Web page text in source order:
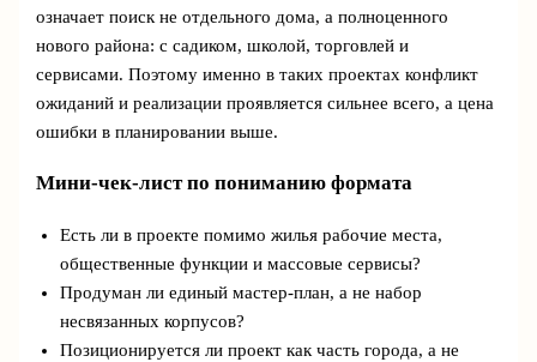
означает поиск не отдельного дома, а полноценного
нового района: с садиком, школой, торговлей и
сервисами. Поэтому именно в таких проектах конфликт
ожиданий и реализации проявляется сильнее всего, а цена
ошибки в планировании выше.
Мини‑чек‑лист по пониманию формата
Есть ли в проекте помимо жилья рабочие места,
общественные функции и массовые сервисы?
Продуман ли единый мастер‑план, а не набор
несвязанных корпусов?
Позиционируется ли проект как часть города, а не